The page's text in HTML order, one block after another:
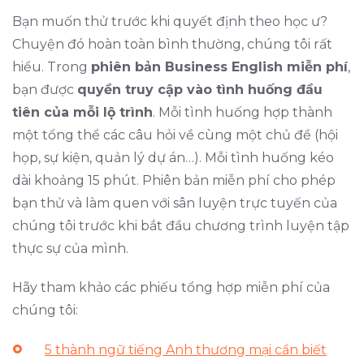
Bạn muốn thử trước khi quyết định theo học ư?
Chuyện đó hoàn toàn bình thường, chúng tôi rất
hiểu. Trong phiên bản Business English miễn phí,
bạn được quyền truy cập vào tình huống đầu
tiên của mỗi lộ trình. Mỗi tình huống hợp thành
một tổng thể các câu hỏi về cùng một chủ đề (hội
họp, sự kiện, quản lý dự án…). Mỗi tình huống kéo
dài khoảng 15 phút. Phiên bản miễn phí cho phép
bạn thử và làm quen với sân luyện trực tuyến của
chúng tôi trước khi bắt đầu chương trình luyện tập
thực sự của mình.
Hãy tham khảo các phiếu tổng hợp miễn phí của
chúng tôi:
5 thành ngữ tiếng Anh thương mại cần biết